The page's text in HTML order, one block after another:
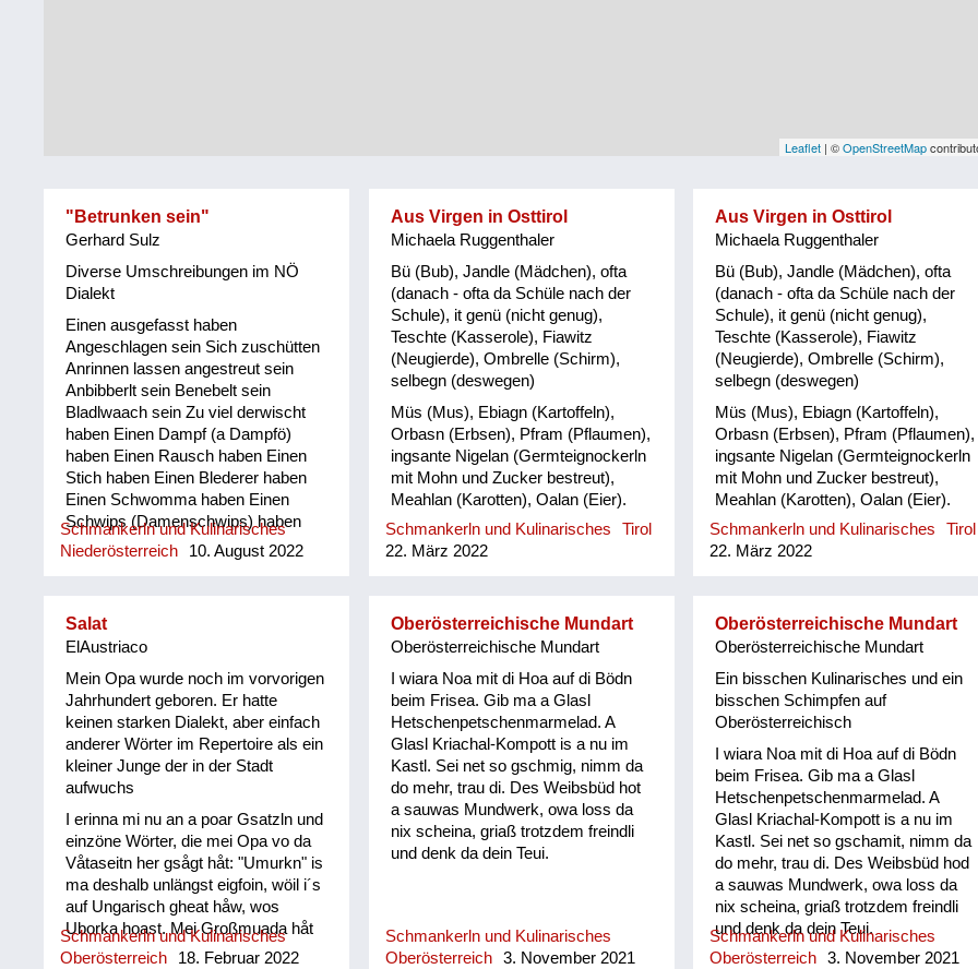
Leaflet | ©OpenStreetMap
"Betrunken sein"
Gerhard Sulz
Diverse Umschreibungen im NÖ
Dialekt
Einen ausgefasst haben
Angeschlagen sein Sich zuschütten
Anrinnen lassen angestreut sein
Anbibberlt sein Benebelt sein
Bladlwaach sein Zu viel derwischt
haben Einen Dampf (a Dampfö)
haben Einen Rausch haben Einen
Stich haben Einen Blederer haben
Einen Schwomma haben Einen
Schwips (Damenschwips) haben
Einen in der Krone haben Einen
Tampas haben Einen Surrer haben
sitzen haben Einen picken haben
Einen hocken haben Sich einen
angezüchtet haben Angebledert sein
Eine Fettn, Restfettn haben Fett wie
a Häusltschik Tutti completti sein
(voll) zua sein Bummzua sein
Angesoffen sein Wie ein Radi
angesoffen Der is angschwaschelt
angesäuselt Er is zuagschütt Er is
ontschechert Der is ja schon gaunz
steif Der is steif (steifer Blick) Fett
wie ein Radierer Blunzenfett sein
Angefüllt sein abgefüllt sein
angekübelt sein Angestochen sein
versumpft...
Schmankerln und Kulinarisches
Niederösterreich
10. August 2022
Aus Virgen in Osttirol
Michaela Ruggenthaler
Bü (Bub), Jandle (Mädchen), ofta
(danach - ofta da Schüle nach der
Schule), it genü (nicht genug),
Teschte (Kasserole), Fiawitz
(Neugierde), Ombrelle (Schirm),
selbegn (deswegen)
Müs (Mus), Ebiagn (Kartoffeln),
Orbasn (Erbsen), Pfram (Pflaumen),
ingsante Nigelan (Germteignockerln
mit Mohn und Zucker bestreut),
Meahlan (Karotten), Oalan (Eier).
Schmankerln und Kulinarisches
Tirol
22. März 2022
Aus Virgen in Osttirol
Michaela Ruggenthaler
Bü (Bub), Jandle (Mädchen), ofta
(danach - ofta da Schüle nach der
Schule), it genü (nicht genug),
Teschte (Kasserole), Fiawitz
(Neugierde), Ombrelle (Schirm),
selbegn (deswegen)
Müs (Mus), Ebiagn (Kartoffeln),
Orbasn (Erbsen), Pfram (Pflaumen),
ingsante Nigelan (Germteignockerln
mit Mohn und Zucker bestreut),
Meahlan (Karotten), Oalan (Eier).
Schmankerln und Kulinarisches
Tirol
22. März 2022
Salat
ElAustriaco
Mein Opa wurde noch im vorvorigen
Jahrhundert geboren. Er hatte
keinen starken Dialekt, aber einfach
anderer Wörter im Repertoire als ein
kleiner Junge der in der Stadt
aufwuchs
I erinna mi nu an a poar Gsatzln und
einzöne Wörter, die mei Opa vo da
Våtaseitn her gsågt håt: "Umurkn" is
ma deshalb unlängst eigfoin, wöil i´s
auf Ungarisch gheat håw, wos
Uborka hoast. Mei Großmuada håt
jewåis im Spätherbst den Andivi
Schmankerln und Kulinarisches
Oberösterreich
18. Februar 2022
Oberösterreichische Mundart
Oberösterreichische Mundart
I wiara Noa mit di Hoa auf di Bödn
beim Frisea. Gib ma a Glasl
Hetschenpetschenmarmelad. A
Glasl Kriachal-Kompott is a nu im
Kastl. Sei net so gschmig, nimm da
do mehr, trau di. Des Weibsbüd hot
a sauwas Mundwerk, owa loss da
nix scheina, griaß trotzdem freindli
und denk da dein Teui.
Schmankerln und Kulinarisches
Oberösterreich
3. November 2021
Oberösterreichische Mundart
Oberösterreichische Mundart
Ein bisschen Kulinarisches und ein
bisschen Schimpfen auf
Oberösterreichisch
I wiara Noa mit di Hoa auf di Bödn
beim Frisea. Gib ma a Glasl
Hetschenpetschenmarmelad. A
Glasl Kriachal-Kompott is a nu im
Kastl. Sei net so gschamit, nimm da
do mehr, trau di. Des Weibsbüd hod
a sauwas Mundwerk, owa loss da
nix scheina, griaß trotzdem freindli
und denk da dein Teui.
Schmankerln und Kulinarisches
Oberösterreich
3. November 2021